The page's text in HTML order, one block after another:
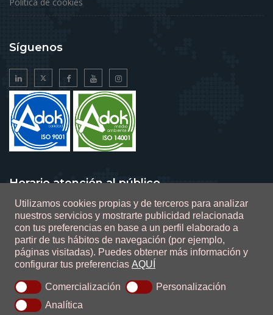
Utilizamos cookies propias y de terceros para analizar
nuestros servicios y mostrarte publicidad relacionada
con tus preferencias en base a un perfil elaborado a
partir de tus hábitos de navegación (por ejemplo,
páginas visitadas). Puedes obtener más información y
configurar tus preferencias AQUÍ
Comercialización
Personalización
Analítica
Síguenos
Horario atención al público
De lunes a viernes de 9 a 14 horas
0.1.2.47